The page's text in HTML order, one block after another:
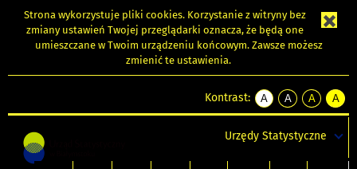
Strona wykorzystuje pliki cookies. Korzystanie z witryny bez
zmiany ustawień Twojej przeglądarki oznacza, że będą one
umieszczane w Twoim urządzeniu końcowym. Zawsze możesz
zmienić te ustawienia.
Kontrast:
A
kontrast
A
kontrast
tekst
czarnym
A
kontrast
tekst
czarnym
A
tekst
żółtym
Urzędy Statystyczne